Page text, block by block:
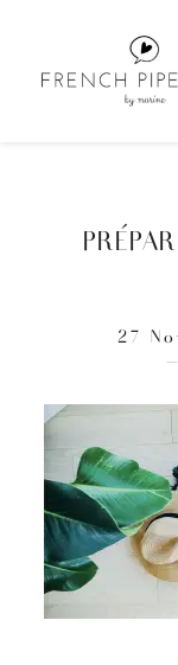
27